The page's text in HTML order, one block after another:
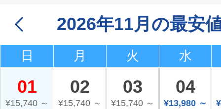
2026年11月の最安
日 月 火 水
01
¥15,740 ～
02
¥15,740 ～
03
¥15,740 ～
04
¥13,980 ～